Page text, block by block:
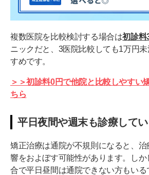
複数医院を比較検討する場合は初診料
ニックだと、3医院比較しても1万円
すめです。
＞＞初診料0円で他院と比較しやすい
ちら
平日夜間や週末も診療して
矯正治療は通院が不規則になると、
響をおよぼす可能性があります。し
合で平日昼間は通院できない方もいる